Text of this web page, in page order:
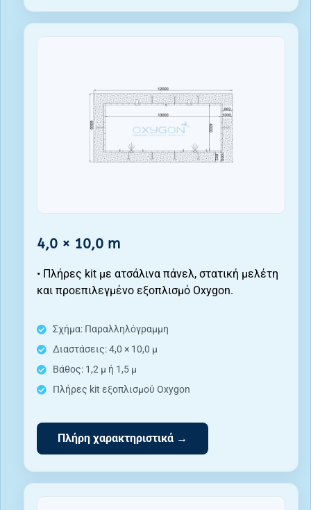
4,0 × 10,0 m
• Πλήρες kit με ατσάλινα πάνελ, στατική μελέτη
και προεπιλεγμένο εξοπλισμό Oxygon.
Σχήμα: Παραλληλόγραμμη
Διαστάσεις: 4,0 × 10,0 μ
Βάθος: 1,2 μ ή 1,5 μ
Πλήρες kit εξοπλισμού Oxygon
Πλήρη χαρακτηριστικά →